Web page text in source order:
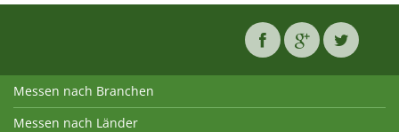
Messen nach Branchen
Messen nach Länder